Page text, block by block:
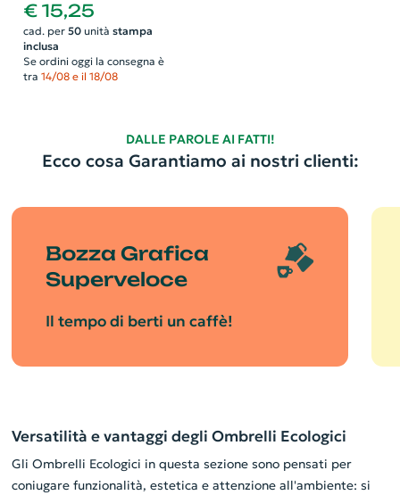
impugnatura in legno da
23'
€ 15,25
cad. per 50unità stampa
inclusa
Se ordini oggi la consegna è
tra 14/08 e il 18/08
DALLE PAROLE AI FATTI!
Ecco cosa Garantiamo ai nostri clienti:
Bozza Grafica
Superveloce
Il tempo di berti un caffè!
Versatilità e vantaggi degli Ombrelli Ecologici
Gli Ombrelli Ecologici in questa sezione sono pensati per
coniugare funzionalità, estetica e attenzione all'ambiente: si